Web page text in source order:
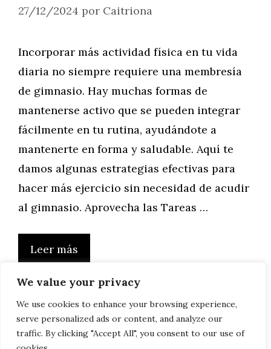
We value your privacy
We use cookies to enhance your browsing experience,
serve personalized ads or content, and analyze our
traffic. By clicking "Accept All", you consent to our use of
27/12/2024 por Caitriona
Incorporar más actividad física en tu vida
diaria no siempre requiere una membresía
de gimnasio. Hay muchas formas de
mantenerse activo que se pueden integrar
fácilmente en tu rutina, ayudándote a
mantenerte en forma y saludable. Aquí te
damos algunas estrategias efectivas para
hacer más ejercicio sin necesidad de acudir
al gimnasio. Aprovecha las Tareas …
Leer más
Página
1 Página
2 Página
3 Siguiente→